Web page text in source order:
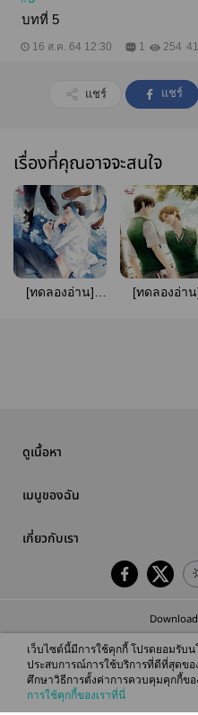
บทที่ 5
16 ส.ค. 64 12:30 1 254
แชร์ แชร์
เรื่องที่คุณอาจจะสนใจ
[ทดลองอ่าน]
[ทดลองอ่า
ดูเนื้อหา
เมนูของฉัน
เกี่ยวกับเรา
© 2026 readAwrite.com by MEB
This site is protected by reCAPTCHA and the
เว็บไซต์นี้มีการใช้คุกกี้ โปรดยอมรับน
ประสบการณ์การใช้บริการที่ดีที่สุดข
ศึกษาวิธีการตั้งค่าการควบคุมคุกกี้ข
การใช้คุกกี้ของเราที่นี่